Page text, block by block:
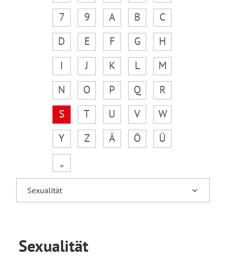
7
9 A B
C
D
E F G
H
I
J K L
M
N
O P Q
R
S
T U V
W
Y
Z Ä Ö
Ü
„
Sexualität